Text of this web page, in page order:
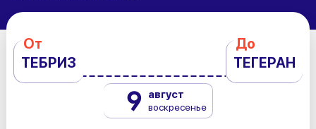
От
ТЕБРИЗ
До
ТЕГЕРАН
9 август
воскресенье